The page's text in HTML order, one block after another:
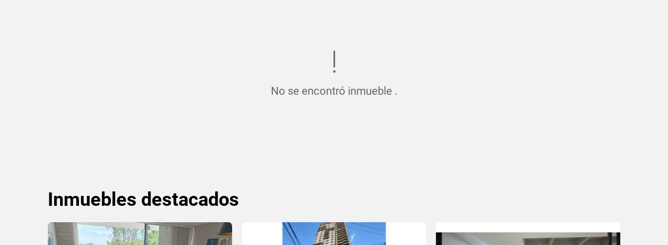
No se encontró inmueble .
Inmuebles destacados